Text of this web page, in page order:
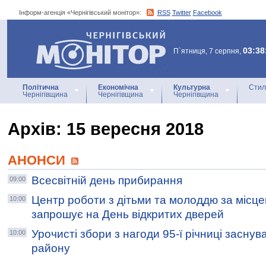
Інформ-агенція «Чернігівський монітор»: RSS Twitter Facebook
Інформ-агенція
«Чернігівський монітор»
П`ятниця, 7 серпня,
Політична
Чернігівщина
Економічна
Чернігівщина
Культурна
Чернігівщина
Архiв: 15 вересня 2018
АНОНСИ
09:00 Всесвітній день прибирання
10:00
Центр роботи з дітьми та молоддю за
запрошує на День відкритих дверей
10:00
Урочисті збори з нагоди 95-ї річниці
району